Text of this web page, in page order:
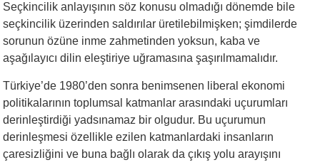
Seçkincilik anlayışının söz konusu olmadığı dönemde bile
seçkincilik üzerinden saldırılar üretilebilmişken; şimdilerde
sorunun özüne inme zahmetinden yoksun, kaba ve
aşağılayıcı dilin eleştiriye uğramasına şaşırılmamalıdır.
Türkiye’de 1980’den sonra benimsenen liberal ekonomi
politikalarının toplumsal katmanlar arasındaki uçurumları
derinleştirdiği yadsınamaz bir olgudur. Bu uçurumun
derinleşmesi özellikle ezilen katmanlardaki insanların
çaresizliğini ve buna bağlı olarak da çıkış yolu arayışını